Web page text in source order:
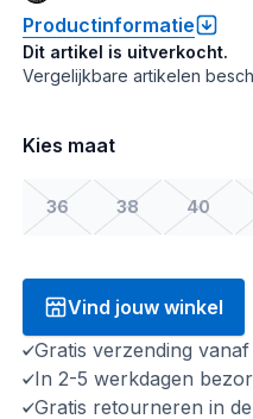
Productinformatie
Dit artikel is uitverkocht.
Vergelijkbare artikelen
Kies maat
36 38 40
Vind jouw winkel
Gratis verzending
In 2-5 werkdagen
Gratis retourneren in